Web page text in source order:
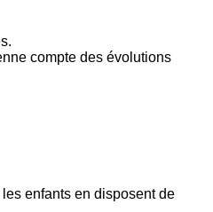
compte des évolutions
enfants en disposent de